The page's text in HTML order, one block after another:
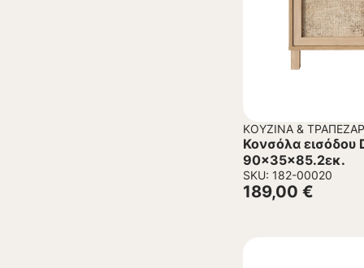
ΚΟΥΖΊΝΑ &
Κονσόλα εισόδου
90x35x85.2εκ.
SKU: 182-00020
189,00 €